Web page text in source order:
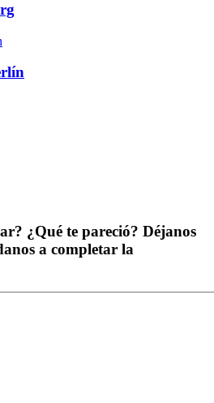
¿Qué te pareció? Déjanos
a completar la